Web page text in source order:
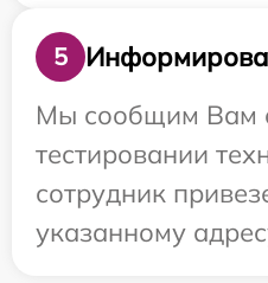
5
Мы сообщим Вам
тестировании
сотрудник
указанному